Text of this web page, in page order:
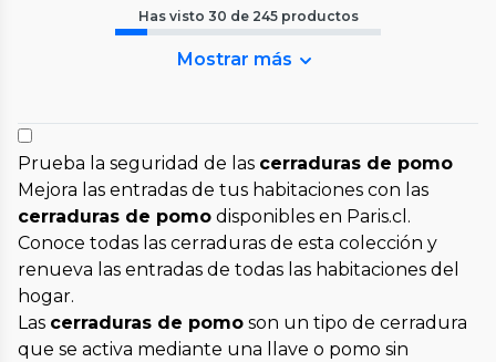
Has visto 30 de 245 productos
Mostrar más
Prueba la seguridad de las cerraduras de pomo
Mejora las entradas de tus habitaciones con las
cerraduras de pomo disponibles en Paris.cl.
Conoce todas las cerraduras de esta colección y
renueva las entradas de todas las habitaciones del
hogar.
Las cerraduras de pomo son un tipo de cerradura
que se activa mediante una llave o pomo sin